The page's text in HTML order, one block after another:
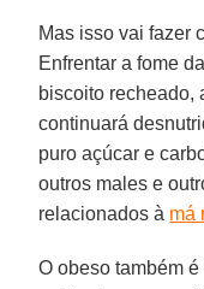
Mas isso vai fazer
Enfrentar a fome
biscoito recheado,
continuará
puro açúcar e
outros males e
relacionados à má
O obeso também